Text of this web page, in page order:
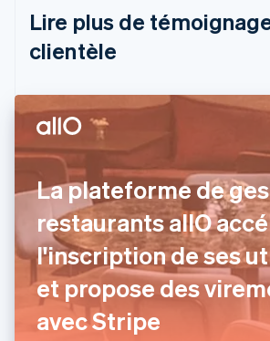
Lire plus de
clientèle
La plateforme de
restaurants allO
l'inscription de ses
et propose des
avec Stripe
Brésil
PortuguêsEnglish
Bulgarie
Chine continentale
简体中文English
Chypre
English
Croatie
English Italiano
Danemark
English
Émirats arabes unis
English
Espagne
EspañolEnglish